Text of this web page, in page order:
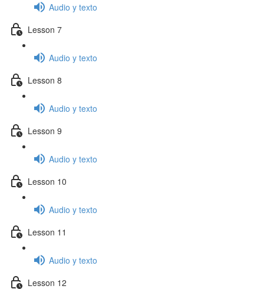
Audio y texto
Lesson 7
Audio y texto
Lesson 8
Audio y texto
Lesson 9
Audio y texto
Lesson 10
Audio y texto
Lesson 11
Audio y texto
Lesson 12